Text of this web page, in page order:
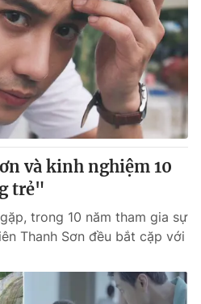
lai
Podcast
Infographic
và kinh nghiệm 10
trẻ"
trong 10 năm tham gia sự
Thanh Sơn đều bắt cặp với